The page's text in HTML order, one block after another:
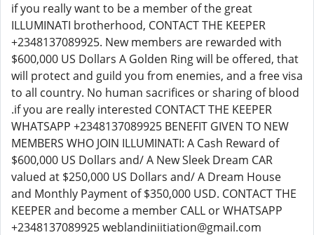
if you really want to be a member of the great
ILLUMINATI brotherhood, CONTACT THE KEEPER
+2348137089925. New members are rewarded with
$600,000 US Dollars A Golden Ring will be offered, that
will protect and guild you from enemies, and a free visa
to all country. No human sacrifices or sharing of blood
.if you are really interested CONTACT THE KEEPER
WHATSAPP +2348137089925 BENEFIT GIVEN TO NEW
MEMBERS WHO JOIN ILLUMINATI: A Cash Reward of
$600,000 US Dollars and/ A New Sleek Dream CAR
valued at $250,000 US Dollars and/ A Dream House
and Monthly Payment of $350,000 USD. CONTACT THE
KEEPER and become a member CALL or WHATSAPP
+2348137089925 weblandiniitiation@gmail.com